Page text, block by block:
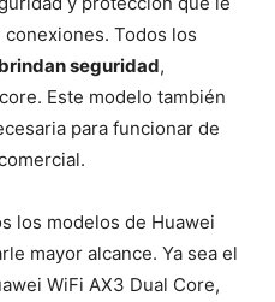
Todos los
seguridad,
Este modelo también
para funcionar de
los modelos de Huawei
mayor alcance. Ya sea el
WiFi AX3 Dual Core,